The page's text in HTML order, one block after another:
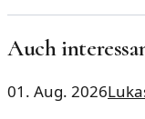
Auch
01. Aug. 2026